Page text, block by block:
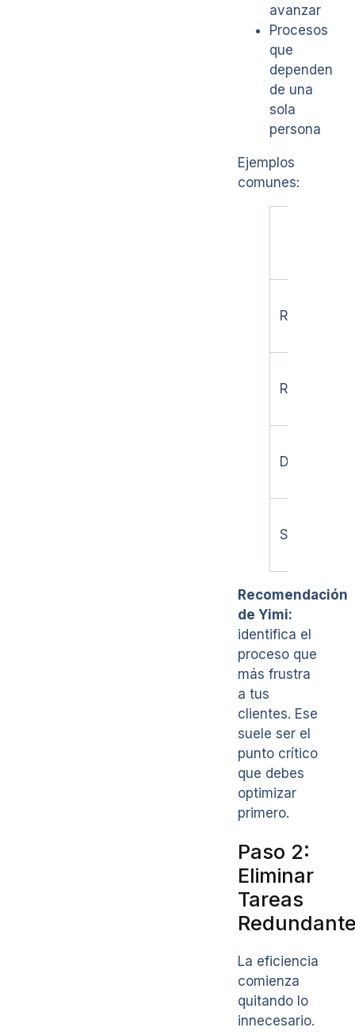
avanzar
Procesos
que
dependen
de una
sola
persona
Ejemplos
comunes:
Retail
Distribución
Servicios
Recomendación
de Yimi:
identifica el
proceso que
más frustra
a tus
clientes. Ese
suele ser el
punto crítico
que debes
optimizar
primero.
Paso 2:
Eliminar
Tareas
La eficiencia
comienza
quitando lo
innecesario.